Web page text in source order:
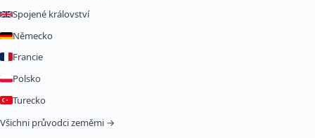
Spojené království
Německo
Francie
Polsko
Turecko
Všichni průvodci zeměmi →